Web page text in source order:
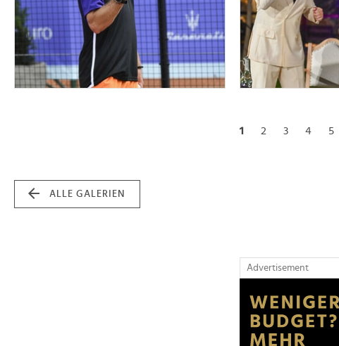
1 2 3 4 5
ALLE GALERIEN
Advertisement